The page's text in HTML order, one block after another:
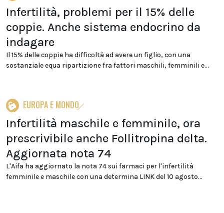
Infertilità, problemi per il 15% delle
coppie. Anche sistema endocrino da
indagare
Il 15% delle coppie ha difficoltà ad avere un figlio, con una
sostanziale equa ripartizione fra fattori maschili, femminili e...
EUROPA E MONDO
Infertilità maschile e femminile, ora
prescrivibile anche Follitropina delta.
Aggiornata nota 74
L'Aifa ha aggiornato la nota 74 sui farmaci per l'infertilità
femminile e maschile con una determina LINK del 10 agosto...